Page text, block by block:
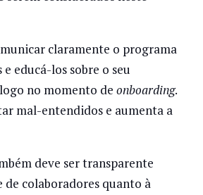
claramente o programa
educá-los sobre o seu
no momento de onboarding.
mal-entendidos e aumenta a
deve ser transparente
colaboradores quanto à